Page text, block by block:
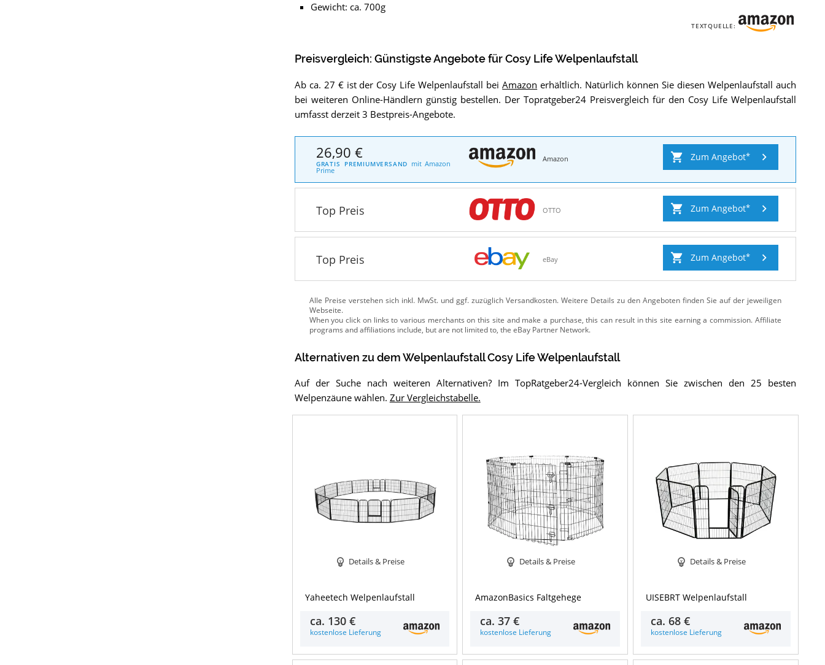
Gewicht: ca. 700g
TEXTQUELLE:
Preisvergleich: Günstigste Angebote für Cosy Life Welpenlaufstall
Ab ca. 27 € ist der Cosy Life Welpenlaufstall beiAmazon erhältlich. Natürlich können Sie diesen Welpenlaufstall auch
bei weiteren Online-Händlern günstig bestellen. Der Topratgeber24 Preisvergleich für den Cosy Life Welpenlaufstall
umfasst derzeit 3 Bestpreis-Angebote.
26,90 €
GRATIS PREMIUMVERSAND mit Amazon
Prime
Amazon Zum Angebot
Top Preis OTTO Zum Angebot
Top Preis eBay Zum Angebot
Alle Preise verstehen sich inkl. MwSt. und ggf. zuzüglich Versandkosten. Weitere Details zu den Angebotenfinden Sie auf der jeweiligen
Webseite.
Alternativen zu dem Welpenlaufstall Cosy Life Welpenlaufstall
Auf der Suche nach weiteren Alternativen? Im TopRatgeber24-Vergleich können Sie zwischen den 25 besten
Welpenzäune wählen. Zur Vergleichstabelle.
Details & Preise
Yaheetech Welpenlaufstall
ca. 130 €
kostenlose Lieferung
Details & Preise
AmazonBasics Faltgehege
ca.37 €
kostenlose Lieferung
Details & Preise
UISEBRT Welpenlaufstall
ca.68 €
kostenlose Lieferung